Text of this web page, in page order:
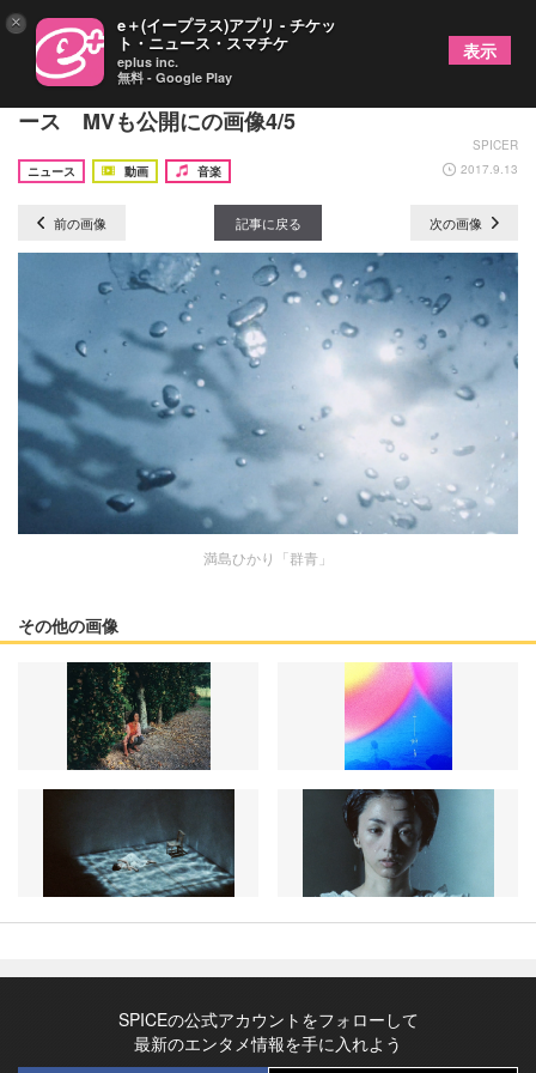
満島ひかり、シングル「群青」をアナログ盤でリリ
ース MVも公開にの画像4/5
SPICER
ニュース
動画 音楽 2017.9.13
前の画像 記事に戻る 次の画像
満島ひかり「群青」
その他の画像
SPICEの公式アカウントをフォローして
最新のエンタメ情報を手に入れよう
× e＋(イープラス)アプリ - チケッ
ト・ニュース・スマチケ
eplus inc.
無料 - Google Play
表示